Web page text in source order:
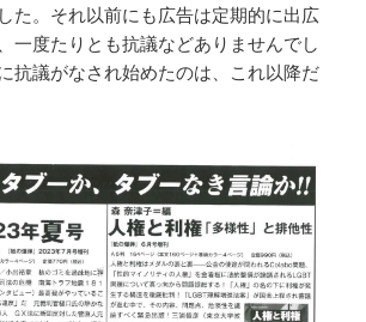
た。それ以前にも広告は定期的に出広
一度たりとも抗議などありませんでし
抗議がなされ始めたのは、これ以降だ